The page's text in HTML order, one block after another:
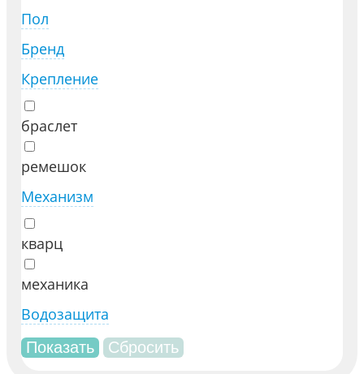
Пол
Бренд
Крепление
браслет
ремешок
Механизм
кварц
механика
Водозащита